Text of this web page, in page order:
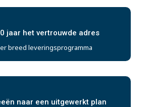
jaar het vertrouwde adres
breed leveringsprogramma
naar een uitgewerkt plan